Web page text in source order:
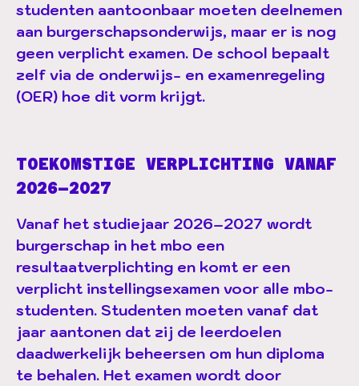
studenten aantoonbaar moeten deelnemen
aan burgerschapsonderwijs, maar er is nog
geen verplicht examen. De school bepaalt
zelf via de onderwijs- en examenregeling
(OER) hoe dit vorm krijgt.
TOEKOMSTIGE VERPLICHTING VANAF
2026–2027
Vanaf het studiejaar 2026–2027 wordt
burgerschap in het mbo een
resultaatverplichting en komt er een
verplicht instellingsexamen voor alle mbo-
studenten. Studenten moeten vanaf dat
jaar aantonen dat zij de leerdoelen
daadwerkelijk beheersen om hun diploma
te behalen. Het examen wordt door